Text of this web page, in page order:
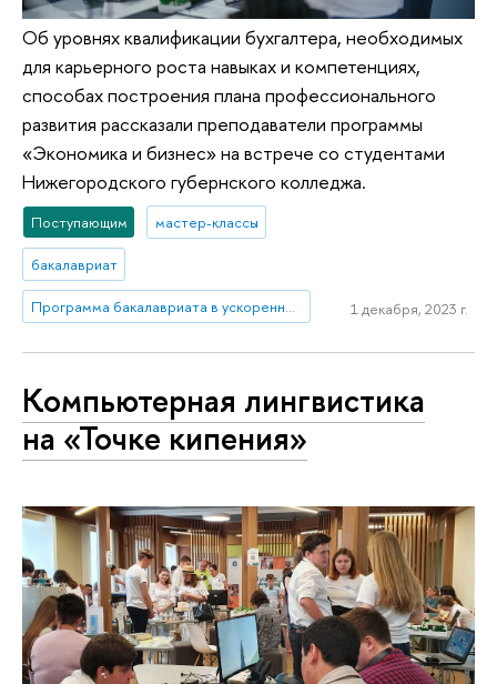
Об уровнях квалификации бухгалтера, необходимых
для карьерного роста навыках и компетенциях,
способах построения плана профессионального
развития рассказали преподаватели программы
«Экономика и бизнес» на встрече со студентами
Нижегородского губернского колледжа.
Поступающим мастер-классы
бакалавриат
Программа бакалавриата в ускоренные сроки: Экономика и бизнес 1 декабря, 2023 г.
Компьютерная лингвистика
на «Точке кипения»